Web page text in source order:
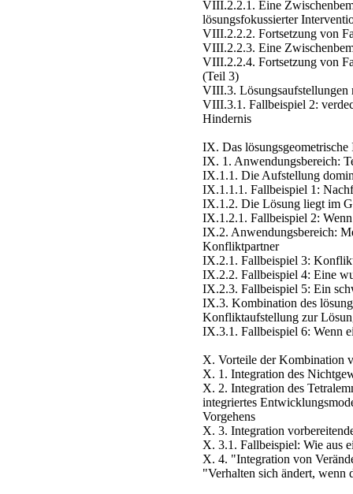
VIII.2.2.1. Eine
lösungsfokussierter
VIII.2.2.2. Fortsetzung von
VIII.2.2.3. Eine
VIII.2.2.4. Fortsetzung von
(Teil 3)
VIII.3. Lösungsaufstellungen
VIII.3.1. Fallbeispiel 2:
Hindernis
IX. Das
IX. 1. Anwendungsbereich:
IX.1.1. Die Aufstellung
IX.1.1.1. Fallbeispiel 1:
IX.1.2. Die Lösung liegt im
IX.1.2.1. Fallbeispiel 2:
IX.2. Anwendungsbereich:
Konfliktpartner
IX.2.1. Fallbeispiel 3:
IX.2.2. Fallbeispiel 4: Eine
IX.2.3. Fallbeispiel 5: Ein
IX.3. Kombination des
Konfliktaufstellung zur
IX.3.1. Fallbeispiel 6: Wenn
X. Vorteile der Kombination
X. 1. Integration des
X. 2. Integration des
integriertes
Vorgehens
X. 3. Integration
X. 3.1. Fallbeispiel: Wie aus
X. 4. "Integration von
"Verhalten sich ändert, wenn